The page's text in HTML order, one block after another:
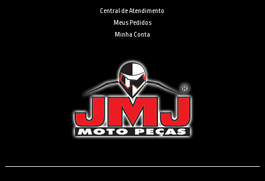
Central de Atendimento
Meus Pedidos
Minha Conta